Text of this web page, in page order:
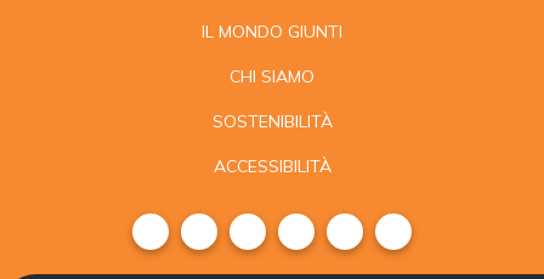
IL MONDO GIUNTI
CHI SIAMO
SOSTENIBILITÀ
ACCESSIBILITÀ